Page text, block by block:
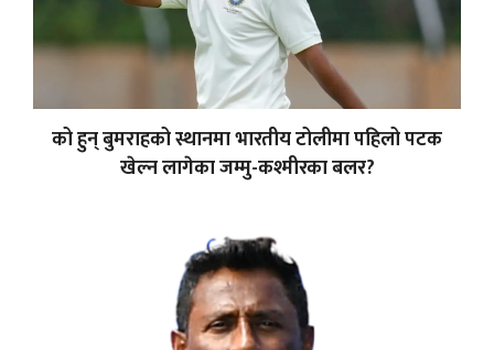
को हुन् बुमराहको स्थानमा भारतीय टोलीमा पहिलो पटक
खेल्न लागेका जम्मु-कश्मीरका बलर?